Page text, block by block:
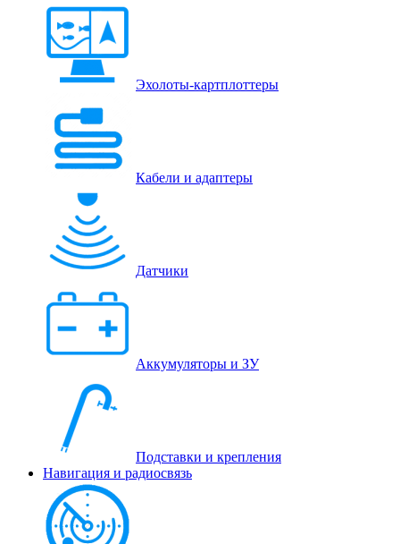
Эхолоты-картплоттеры
Кабели и адаптеры
Датчики
Аккумуляторы и ЗУ
Подставки и крепления
Навигация и радиосвязь